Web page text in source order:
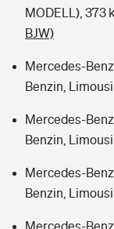
MODELL), 373
BJW)
Mercedes-
Benzin,
Mercedes-
Benzin,
Mercedes-
Benzin,
Mercedes-